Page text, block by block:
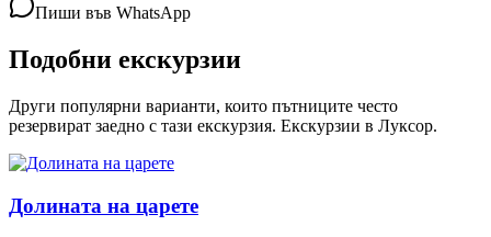
Пиши във WhatsApp
Подобни екскурзии
Други популярни варианти, които пътниците често
резервират заедно с тази екскурзия. Екскурзии в Луксор.
Долината на царете